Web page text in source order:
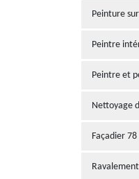
Peinture
Peintre
Peintre et
Nettoyage
Façadier 78